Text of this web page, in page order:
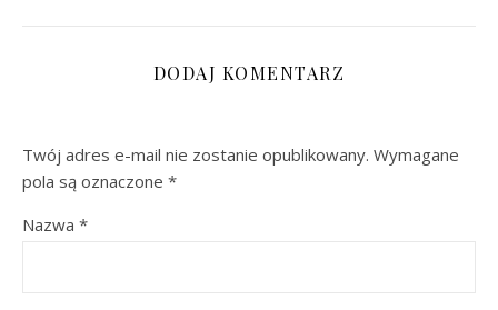
DODAJ KOMENTARZ
Twój adres e-mail nie zostanie opublikowany. Wymagane
pola są oznaczone *
Nazwa *